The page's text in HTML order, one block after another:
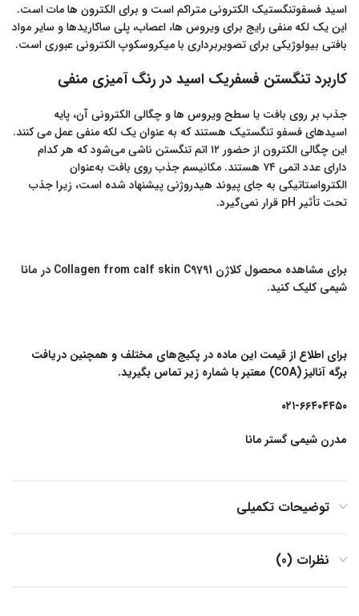
اسید فسفوتنگستیک الکترونی متراکم است و برای الکترون ها مات است.
این یک لکه منفی رایج برای ویروس ها، اعصاب، پلی ساکاریدها و سایر مواد
بافتی بیولوژیکی برای تصویربرداری با میکروسکوپ الکترونی عبوری است.
کاربرد تنگستن فسفریک اسید در رنگ آمیزی منفی
جذب بر روی بافت یا سطح ویروس ها و چگالی الکترونی آن، پایه
اسیدهای فسفو تنگستیک هستند که به عنوان یک لکه منفی عمل می کنند.
این چگالی الکترون از حضور ۱۲ اتم تنگستن ناشی می‌شود که هر کدام
دارای عدد اتمی ۷۴ هستند. مکانیسم جذب روی بافت به‌عنوان
الکترواستاتیکی به جای پیوند هیدروژنی پیشنهاد شده است، زیرا جذب
تحت تأثیر pH قرار نمی‌گیرد.
برای مشاهده محصول کلاژن Collagen from calf skin C9791 در مانا
شیمی کلیک کنید.
برای اطلاع از قیمت این ماده در پکیج‌های مختلف و همچنین دریافت
برگه آنالیز (COA) معتبر با شماره زیر تماس بگیرید.
۰۲۱-۶۶۴۰۴۴۵۰
مدرن شیمی گستر مانا
توضیحات تکمیلی
نظرات (0)